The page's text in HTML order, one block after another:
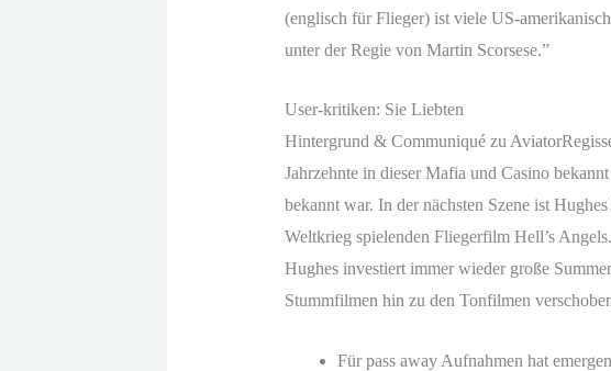
(englisch für Flieger) ist viele US-
unter der Regie von Martin Scorsese.”
User-kritiken: Sie Liebten
Hintergrund & Communiqué zu
Jahrzehnte in dieser Mafia und Casino
bekannt war. In der nächsten Szene ist
Weltkrieg spielenden Fliegerfilm Hell’s
Hughes investiert immer wieder große
Stummfilmen hin zu den Tonfilmen
Für pass away Aufnahmen hat